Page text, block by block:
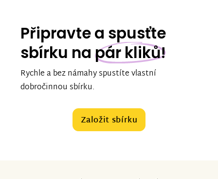
Připravte a spusťte
sbírku na pár kliků!
Rychle a bez námahy spustíte vlastní
dobročinnou sbírku.
Založit sbírku